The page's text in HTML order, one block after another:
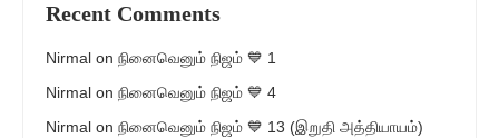
Recent Comments
Nirmal on நினைவெனும் நிஜம் 💙 1
Nirmal on நினைவெனும் நிஜம் 💙 4
Nirmal on நினைவெனும் நிஜம் 💙 13 (இறுதி அத்தியாயம்)